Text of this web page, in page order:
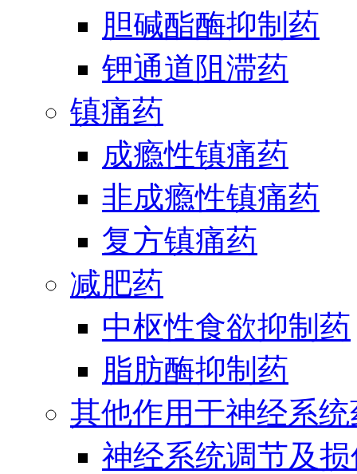
胆碱酯酶抑制药
钾通道阻滞药
镇痛药
成瘾性镇痛药
非成瘾性镇痛药
复方镇痛药
减肥药
中枢性食欲抑制药
脂肪酶抑制药
其他作用于神经系统
神经系统调节及